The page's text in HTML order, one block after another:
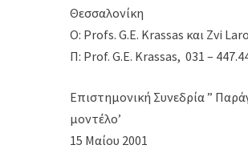
Θεσσαλονίκη
Ο: Profs. G.E. Krassas και Zvi
Π: Prof. G.E. Krassas, 031 –
Επιστημονική Συνεδρία ”
μοντέλο’
15 Μαίου 2001